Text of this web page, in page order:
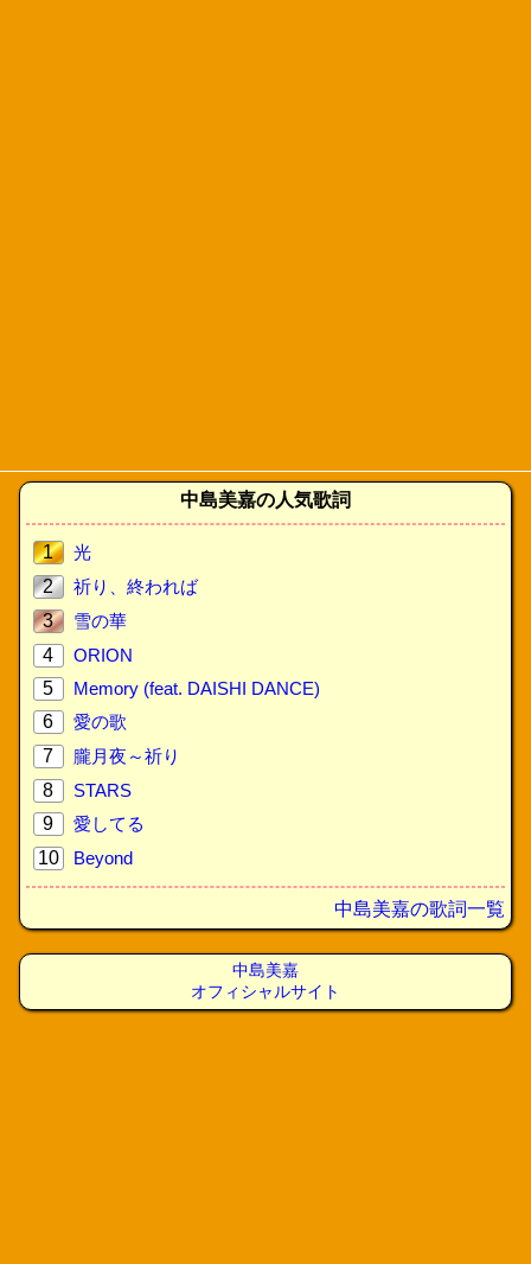
中島美嘉の人気歌詞
1
光
2
祈り、終われば
3
雪の華
4
ORION
5
Memory (feat. DAISHI DANCE)
6
愛の歌
7
朧月夜～祈り
8
STARS
9
愛してる
10
Beyond
中島美嘉の歌詞一覧
中島美嘉
オフィシャルサイト